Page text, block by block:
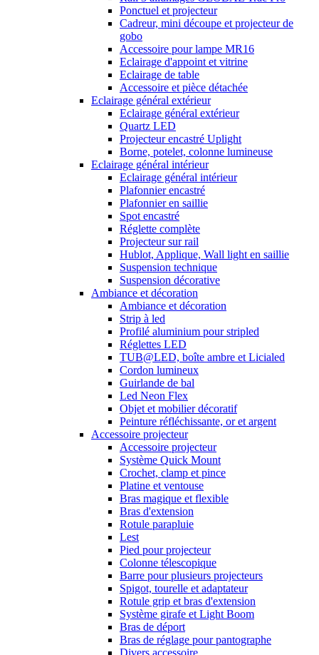
Ponctuel et projecteur
Cadreur, mini découpe et projecteur de
gobo
Accessoire pour lampe MR16
Eclairage d'appoint et vitrine
Eclairage de table
Accessoire et pièce détachée
Eclairage général extérieur
Eclairage général extérieur
Quartz LED
Projecteur encastré Uplight
Borne, potelet, colonne lumineuse
Eclairage général intérieur
Eclairage général intérieur
Plafonnier encastré
Plafonnier en saillie
Spot encastré
Réglette complète
Projecteur sur rail
Hublot, Applique, Wall light en saillie
Suspension technique
Suspension décorative
Ambiance et décoration
Ambiance et décoration
Strip à led
Profilé aluminium pour stripled
Réglettes LED
TUB@LED, boîte ambre et Licialed
Cordon lumineux
Guirlande de bal
Led Neon Flex
Objet et mobilier décoratif
Peinture réfléchissante, or et argent
Accessoire projecteur
Accessoire projecteur
Système Quick Mount
Crochet, clamp et pince
Platine et ventouse
Bras magique et flexible
Bras d'extension
Rotule parapluie
Lest
Pied pour projecteur
Colonne télescopique
Barre pour plusieurs projecteurs
Spigot, tourelle et adaptateur
Rotule grip et bras d'extension
Système girafe et Light Boom
Bras de déport
Bras de réglage pour pantographe
Divers accessoire